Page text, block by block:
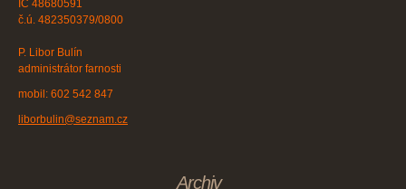
IČ 48680591
č.ú. 482350379/0800
P. Libor Bulín
administrátor farnosti
mobil: 602 542 847
liborbulin@seznam.cz
Archiv